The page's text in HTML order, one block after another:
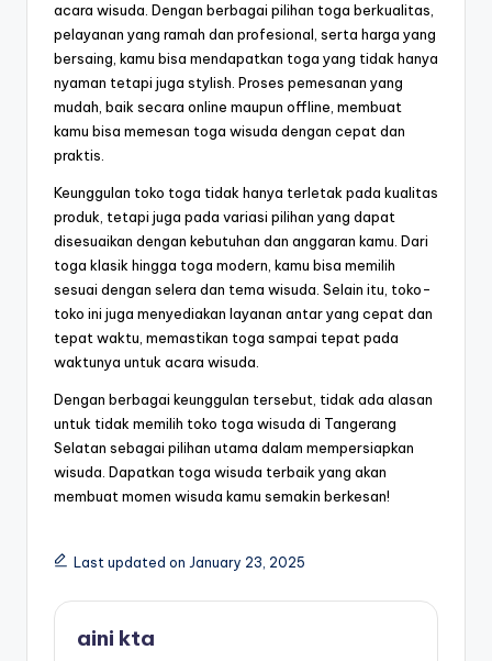
acara wisuda. Dengan berbagai pilihan toga berkualitas,
pelayanan yang ramah dan profesional, serta harga yang
bersaing, kamu bisa mendapatkan toga yang tidak hanya
nyaman tetapi juga stylish. Proses pemesanan yang
mudah, baik secara online maupun offline, membuat
kamu bisa memesan toga wisuda dengan cepat dan
praktis.
Keunggulan toko toga tidak hanya terletak pada kualitas
produk, tetapi juga pada variasi pilihan yang dapat
disesuaikan dengan kebutuhan dan anggaran kamu. Dari
toga klasik hingga toga modern, kamu bisa memilih
sesuai dengan selera dan tema wisuda. Selain itu, toko-
toko ini juga menyediakan layanan antar yang cepat dan
tepat waktu, memastikan toga sampai tepat pada
waktunya untuk acara wisuda.
Dengan berbagai keunggulan tersebut, tidak ada alasan
untuk tidak memilih toko toga wisuda di Tangerang
Selatan sebagai pilihan utama dalam mempersiapkan
wisuda. Dapatkan toga wisuda terbaik yang akan
membuat momen wisuda kamu semakin berkesan!
Last updated on January 23, 2025
aini kta